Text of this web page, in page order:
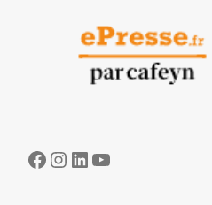
Facebook
Instagram
LinkedIn
YouTube